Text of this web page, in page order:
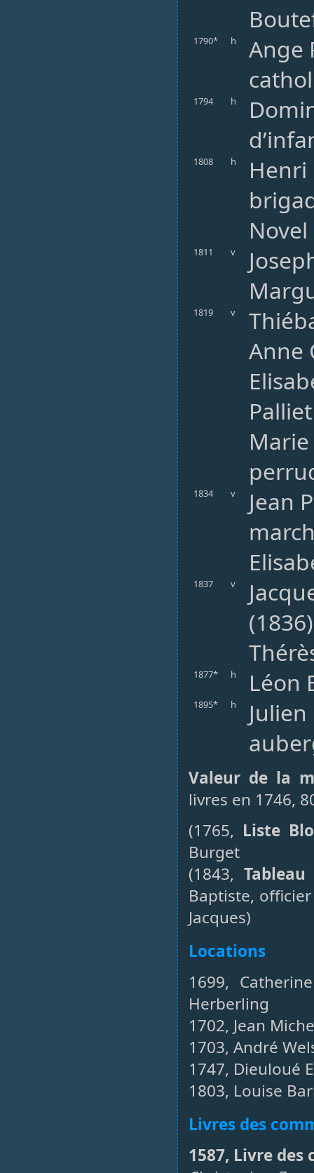
1790* h
Ange
1794 h
1808 h
Novel
1811 v
1819 v
Anne
1834 v
Jean
1837 v
1877* h Léon
1895* h
Valeur de la
livres en 1746,
(1765, Liste
Burget
(1843,
Baptiste,
Jacques)
Locations
1699,
Herberling
1702, Jean
1703, André
1747, Dieuloué
1803, Louise
Livres des
1587, Livre des